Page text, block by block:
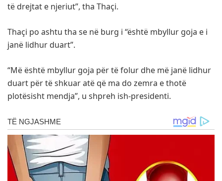
të drejtat e njeriut”, tha Thaçi.
Thaçi po ashtu tha se në burg i “është mbyllur goja e i
janë lidhur duart”.
“Më është mbyllur goja për të folur dhe më janë lidhur
duart për të shkuar atë që ma do zemra e thotë
plotësisht mendja”, u shpreh ish-presidenti.